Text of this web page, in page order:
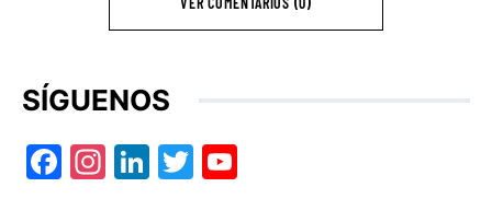
SÍGUENOS
Facebook
Instagram
LinkedIn
Twitter